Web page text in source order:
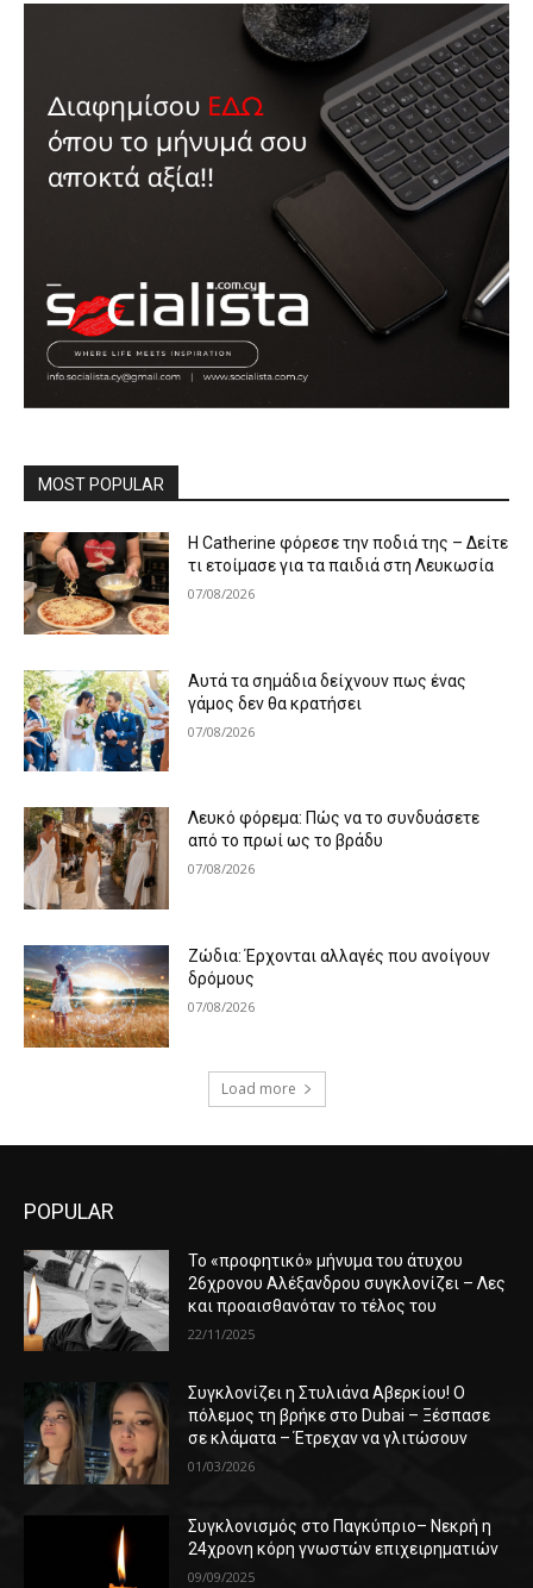
MOST POPULAR
Η Catherine φόρεσε την ποδιά της – Δείτε
τι ετοίμασε για τα παιδιά στη Λευκωσία
07/08/2026
Αυτά τα σημάδια δείχνουν πως ένας
γάμος δεν θα κρατήσει
07/08/2026
Λευκό φόρεμα: Πώς να το συνδυάσετε
από το πρωί ως το βράδυ
07/08/2026
Ζώδια: Έρχονται αλλαγές που ανοίγουν
δρόμους
07/08/2026
Load more
POPULAR
Το «προφητικό» μήνυμα του άτυχου
26χρονου Αλέξανδρου συγκλονίζει – Λες
και προαισθανόταν το τέλος του
22/11/2025
Συγκλονίζει η Στυλιάνα Αβερκίου! Ο
πόλεμος τη βρήκε στο Dubai – Ξέσπασε
σε κλάματα – Έτρεχαν να γλιτώσουν
01/03/2026
Συγκλονισμός στο Παγκύπριο– Νεκρή η
24χρονη κόρη γνωστών επιχειρηματιών
09/09/2025